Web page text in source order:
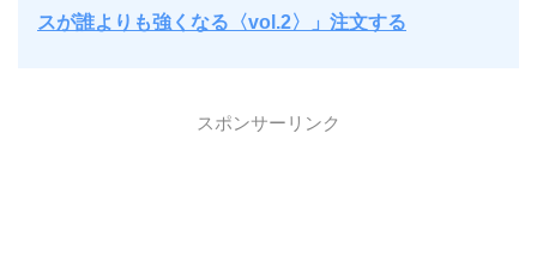
スが誰よりも強くなる〈vol.2〉」注文する
スポンサーリンク